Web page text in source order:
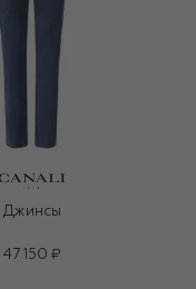
Джинсы
47 150 ₽